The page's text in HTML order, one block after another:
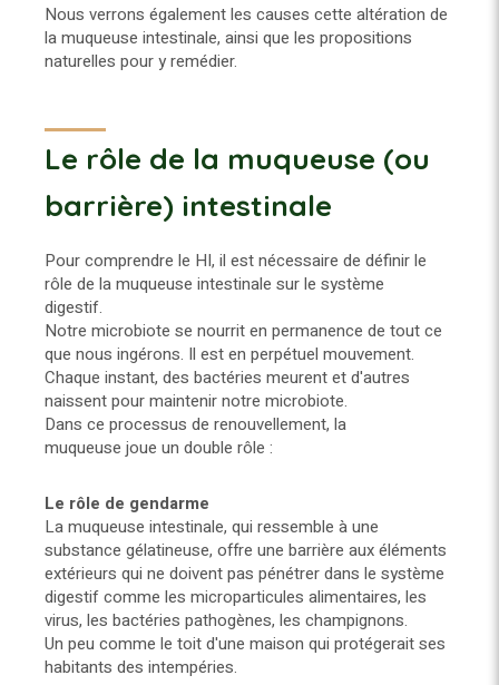
Nous verrons également les causes cette altération de
la muqueuse intestinale, ainsi que les propositions
naturelles pour y remédier.
Le rôle de la muqueuse (ou
barrière) intestinale
Pour comprendre le HI, il est nécessaire de définir le
rôle de la muqueuse intestinale sur le système
digestif.
Notre microbiote se nourrit en permanence de tout ce
que nous ingérons. Il est en perpétuel mouvement.
Chaque instant, des bactéries meurent et d'autres
naissent pour maintenir notre microbiote.
Dans ce processus de renouvellement, la
muqueuse joue un double rôle :
Le rôle de gendarme
​​​​​La muqueuse intestinale, qui ressemble à une
substance gélatineuse, offre une barrière aux éléments
extérieurs qui ne doivent pas pénétrer dans le système
digestif comme les microparticules alimentaires, les
virus, les bactéries pathogènes, les champignons.
Un peu comme le toit d'une maison qui protégerait ses
habitants des intempéries.